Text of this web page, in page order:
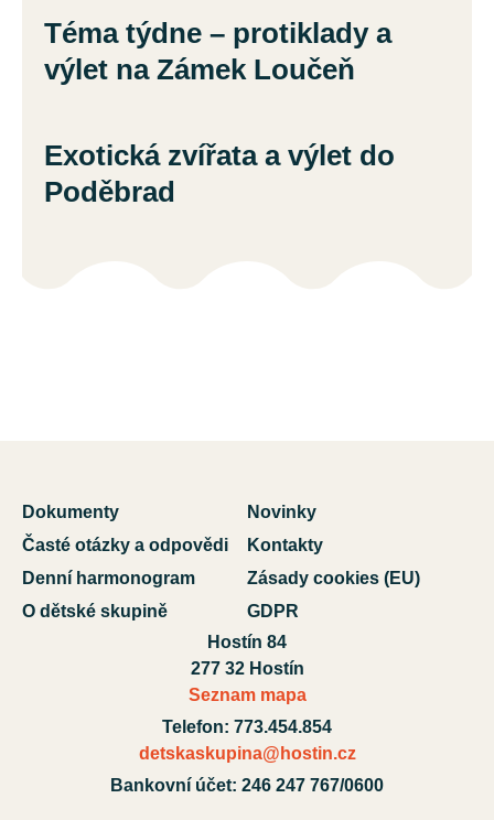
Téma týdne – protiklady a
výlet na Zámek Loučeň
Exotická zvířata a výlet do
Poděbrad
Dokumenty
Časté otázky a odpovědi
Denní harmonogram
O dětské skupině
Novinky
Kontakty
Zásady cookies (EU)
GDPR
Hostín 84
277 32 Hostín
Seznam mapa
Telefon: 773.454.854
detskaskupina@hostin.cz
Bankovní účet: 246 247 767/0600